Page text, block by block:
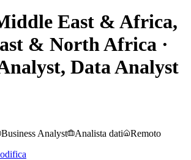
East & Africa,
& North Africa ·
Data Analyst
Business Analyst Analista dati
Remoto